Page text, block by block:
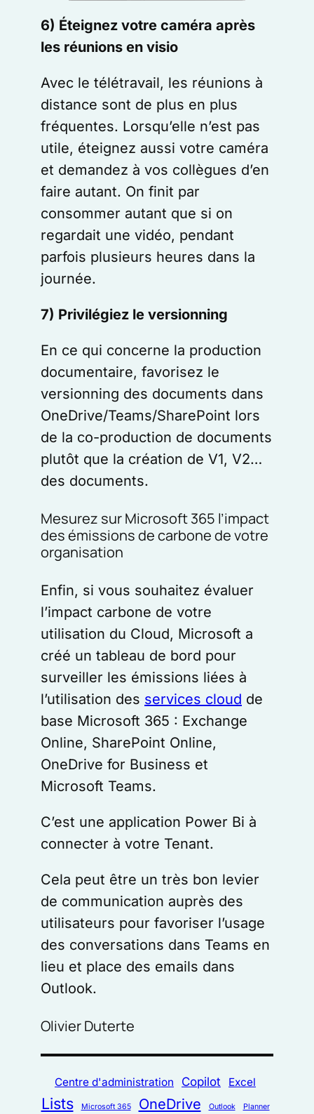
6) Éteignez votre caméra après
les réunions en visio
Avec le télétravail, les réunions à
distance sont de plus en plus
fréquentes. Lorsqu’elle n’est pas
utile, éteignez aussi votre caméra
et demandez à vos collègues d’en
faire autant. On finit par
consommer autant que si on
regardait une vidéo, pendant
parfois plusieurs heures dans la
journée.
7) Privilégiez le versionning
En ce qui concerne la production
documentaire, favorisez le
versionning des documents dans
OneDrive/Teams/SharePoint lors
de la co-production de documents
plutôt que la création de V1, V2…
des documents.
Mesurez sur Microsoft 365 l’impact
des émissions de carbone de votre
organisation
Enfin, si vous souhaitez évaluer
l’impact carbone de votre
utilisation du Cloud, Microsoft a
créé un tableau de bord pour
surveiller les émissions liées à
l’utilisation des services cloud de
base Microsoft 365 : Exchange
Online, SharePoint Online,
OneDrive for Business et
Microsoft Teams.
C’est une application Power Bi à
connecter à votre Tenant.
Cela peut être un très bon levier
de communication auprès des
utilisateurs pour favoriser l’usage
des conversations dans Teams en
lieu et place des emails dans
Outlook.
Olivier Duterte
Centre d'administration Copilot Excel
Lists Microsoft 365 OneDrive Outlook Planner